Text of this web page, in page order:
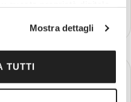
consenso in qualsiasi
cookie o facendo clic
anche:
Mostra dettagli
TUTTI